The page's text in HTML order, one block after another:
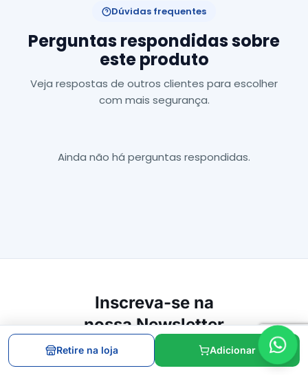
Dúvidas frequentes
Perguntas respondidas sobre
este produto
Veja respostas de outros clientes para escolher
com mais segurança.
Ainda não há perguntas respondidas.
Inscreva-se na
nossa Newsletter
Inscrever
Retire na loja Adicionar